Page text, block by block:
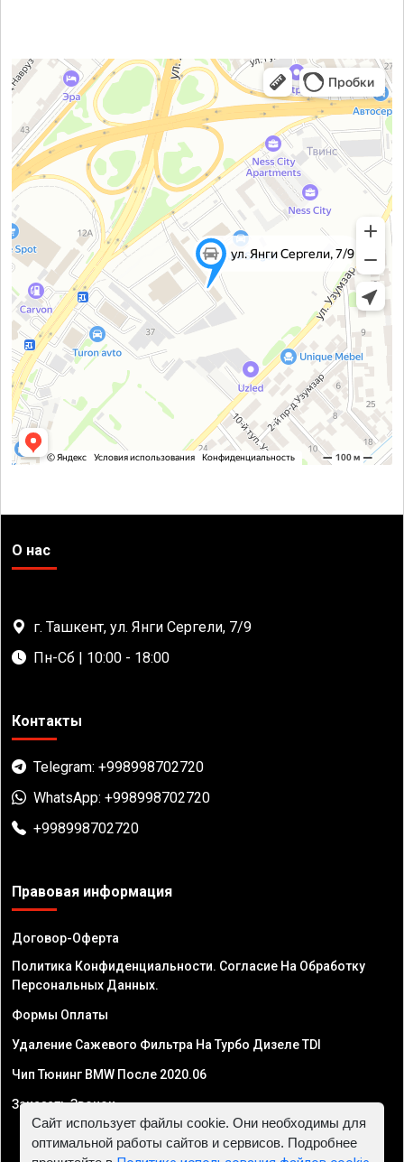
О нас
г. Ташкент, ул. Янги Сергели, 7/9
Пн-Сб | 10:00 - 18:00
Контакты
Telegram: +998998702720
WhatsApp: +998998702720
+998998702720
Правовая информация
Договор-Оферта
Политика Конфиденциальности. Согласие На Обработку
Персональных Данных.
Формы Оплаты
Удаление Сажевого Фильтра На Турбо Дизеле TDI
Чип Тюнинг BMW После 2020.06
Заказать Звонок
Сайт использует файлы cookie. Они необходимы для
оптимальной работы сайтов и сервисов. Подробнее